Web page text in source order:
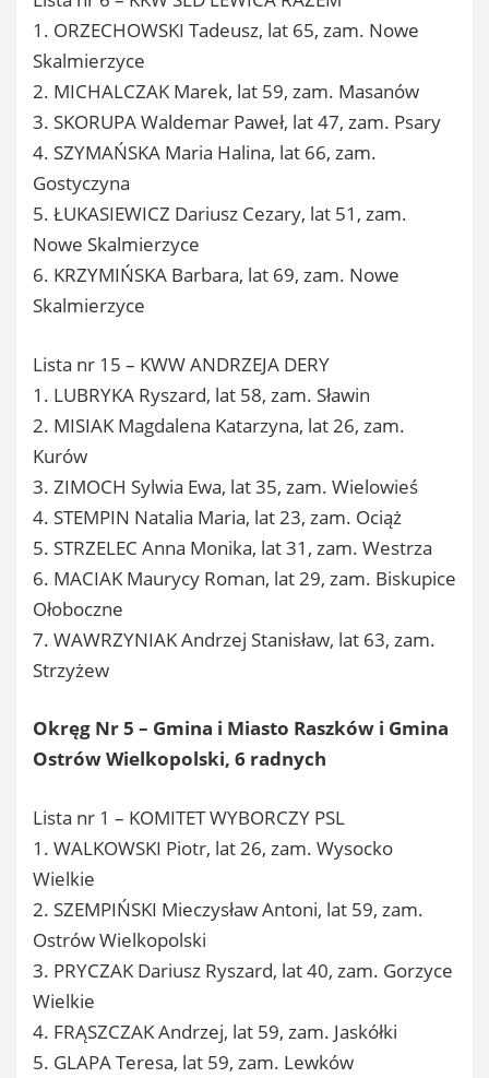
1. ORZECHOWSKI Tadeusz, lat 65, zam. Nowe
Skalmierzyce
2. MICHALCZAK Marek, lat 59, zam. Masanów
3. SKORUPA Waldemar Paweł, lat 47, zam. Psary
4. SZYMAŃSKA Maria Halina, lat 66, zam.
Gostyczyna
5. ŁUKASIEWICZ Dariusz Cezary, lat 51, zam.
Nowe Skalmierzyce
6. KRZYMIŃSKA Barbara, lat 69, zam. Nowe
Skalmierzyce
Lista nr 15 – KWW ANDRZEJA DERY
1. LUBRYKA Ryszard, lat 58, zam. Sławin
2. MISIAK Magdalena Katarzyna, lat 26, zam.
Kurów
3. ZIMOCH Sylwia Ewa, lat 35, zam. Wielowieś
4. STEMPIN Natalia Maria, lat 23, zam. Ociąż
5. STRZELEC Anna Monika, lat 31, zam. Westrza
6. MACIAK Maurycy Roman, lat 29, zam. Biskupice
Ołoboczne
7. WAWRZYNIAK Andrzej Stanisław, lat 63, zam.
Strzyżew
Okręg Nr 5 – Gmina i Miasto Raszków i Gmina
Ostrów Wielkopolski, 6 radnych
Lista nr 1 – KOMITET WYBORCZY PSL
1. WALKOWSKI Piotr, lat 26, zam. Wysocko
Wielkie
2. SZEMPIŃSKI Mieczysław Antoni, lat 59, zam.
Ostrów Wielkopolski
3. PRYCZAK Dariusz Ryszard, lat 40, zam. Gorzyce
Wielkie
4. FRĄSZCZAK Andrzej, lat 59, zam. Jaskółki
5. GLAPA Teresa, lat 59, zam. Lewków